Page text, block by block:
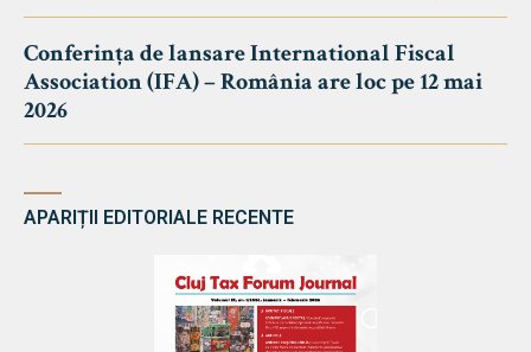
Conferința de lansare International Fiscal
Association (IFA) – România are loc pe 12 mai
2026
APARIȚII EDITORIALE RECENTE